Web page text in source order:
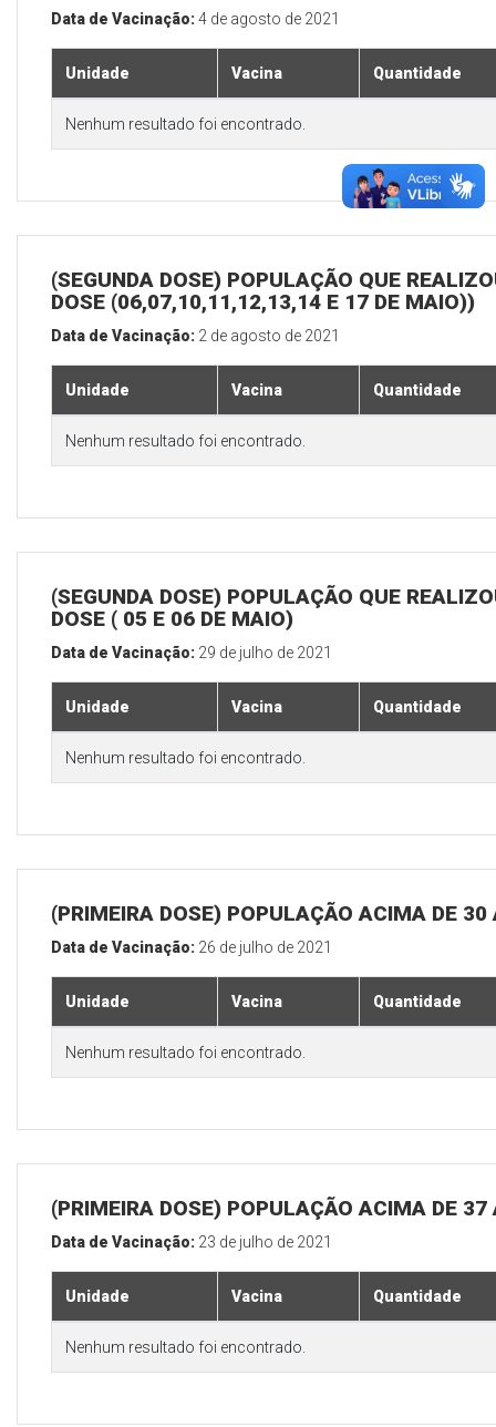
Data de Vacinação:4 de agosto de 2021
Unidade Vacina Quantidade
Nenhum resultado foi encontrado.
(SEGUNDA DOSE) POPULAÇÃO QUE
DOSE (06,07,10,11,12,13,14 E 17 DE MAIO))
Data de Vacinação: 2 de agosto de 2021
Unidade Vacina Quantidade
Nenhum resultado foi encontrado.
(SEGUNDA DOSE) POPULAÇÃO QUE
DOSE ( 05 E 06 DE MAIO)
Data de Vacinação: 29 de julho de 2021
Unidade Vacina Quantidade
Nenhum resultado foi encontrado.
(PRIMEIRA DOSE) POPULAÇÃO ACIMA DE 30
Data de Vacinação: 26 de julho de 2021
Unidade Vacina Quantidade
Nenhum resultado foi encontrado.
(PRIMEIRA DOSE) POPULAÇÃO ACIMA DE 37
Data de Vacinação: 23 de julho de 2021
Unidade Vacina Quantidade
Nenhum resultado foi encontrado.